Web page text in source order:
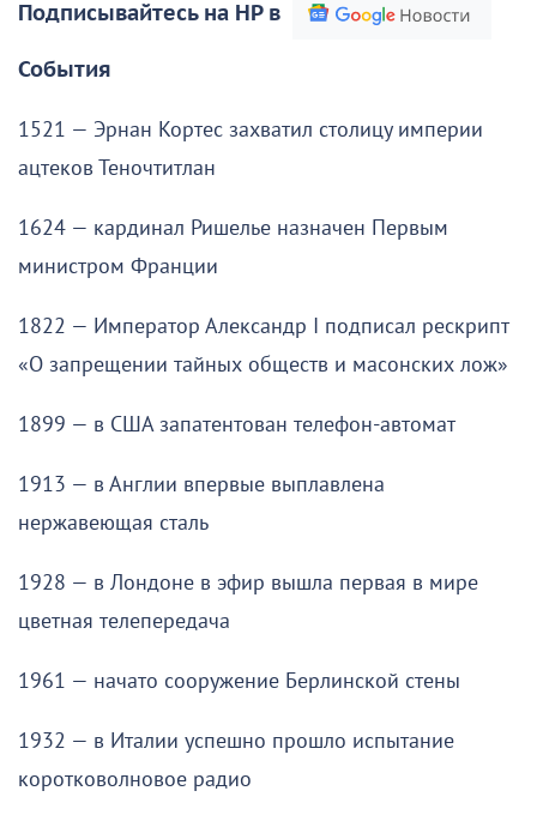
Подписывайтесь на НР в
События
1521 — Эрнан Кортес захватил столицу империи
ацтеков Теночтитлан
1624 — кардинал Ришелье назначен Первым
министром Франции
1822 — Император Александр I подписал рескрипт
«О запрещении тайных обществ и масонских лож»
1899 — в США запатентован телефон-автомат
1913 — в Англии впервые выплавлена
нержавеющая сталь
1928 — в Лондоне в эфир вышла первая в мире
цветная телепередача
1961 — начато сооружение Берлинской стены
1932 — в Италии успешно прошло испытание
коротковолновое радио